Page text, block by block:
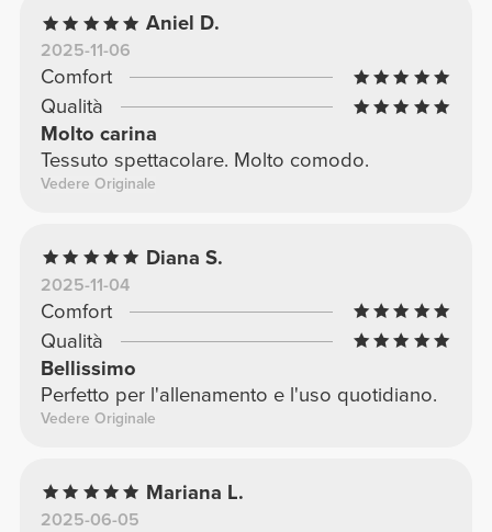
Aniel D.
2025-11-06
Comfort
Qualità
Molto carina
Tessuto spettacolare. Molto comodo.
Vedere Originale
Diana S.
2025-11-04
Comfort
Qualità
Bellissimo
Perfetto per l'allenamento e l'uso quotidiano.
Vedere Originale
Mariana L.
2025-06-05